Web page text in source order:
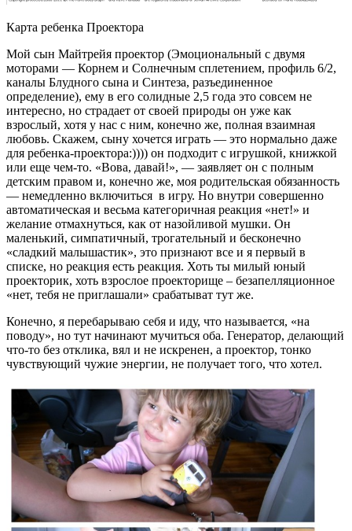
Карта ребенка Проектора
Мой сын Майтрейя проектор (Эмоциональный с двумя
моторами — Корнем и Солнечным сплетением, профиль 6/2,
каналы Блудного сына и Синтеза, разъединенное
определение), ему в его солидные 2,5 года это совсем не
интересно, но страдает от своей природы он уже как
взрослый, хотя у нас с ним, конечно же, полная взаимная
любовь. Скажем, сыну хочется играть — это нормально даже
для ребенка-проектора:)))) он подходит с игрушкой, книжкой
или еще чем-то. «Вова, давай!», — заявляет он с полным
детским правом и, конечно же, моя родительская обязанность
— немедленно включиться в игру. Но внутри совершенно
автоматическая и весьма категоричная реакция «нет!» и
желание отмахнуться, как от назойливой мушки. Он
маленький, симпатичный, трогательный и бесконечно
«сладкий малышастик», это признают все и я первый в
списке, но реакция есть реакция. Хоть ты милый юный
проекторик, хоть взрослое проекторище – безапелляционное
«нет, тебя не приглашали» срабатыват тут же.
Конечно, я перебарываю себя и иду, что называется, «на
поводу», но тут начинают мучиться оба. Генератор, делающий
что-то без отклика, вял и не искренен, а проектор, тонко
чувствующий чужие энергии, не получает того, что хотел.